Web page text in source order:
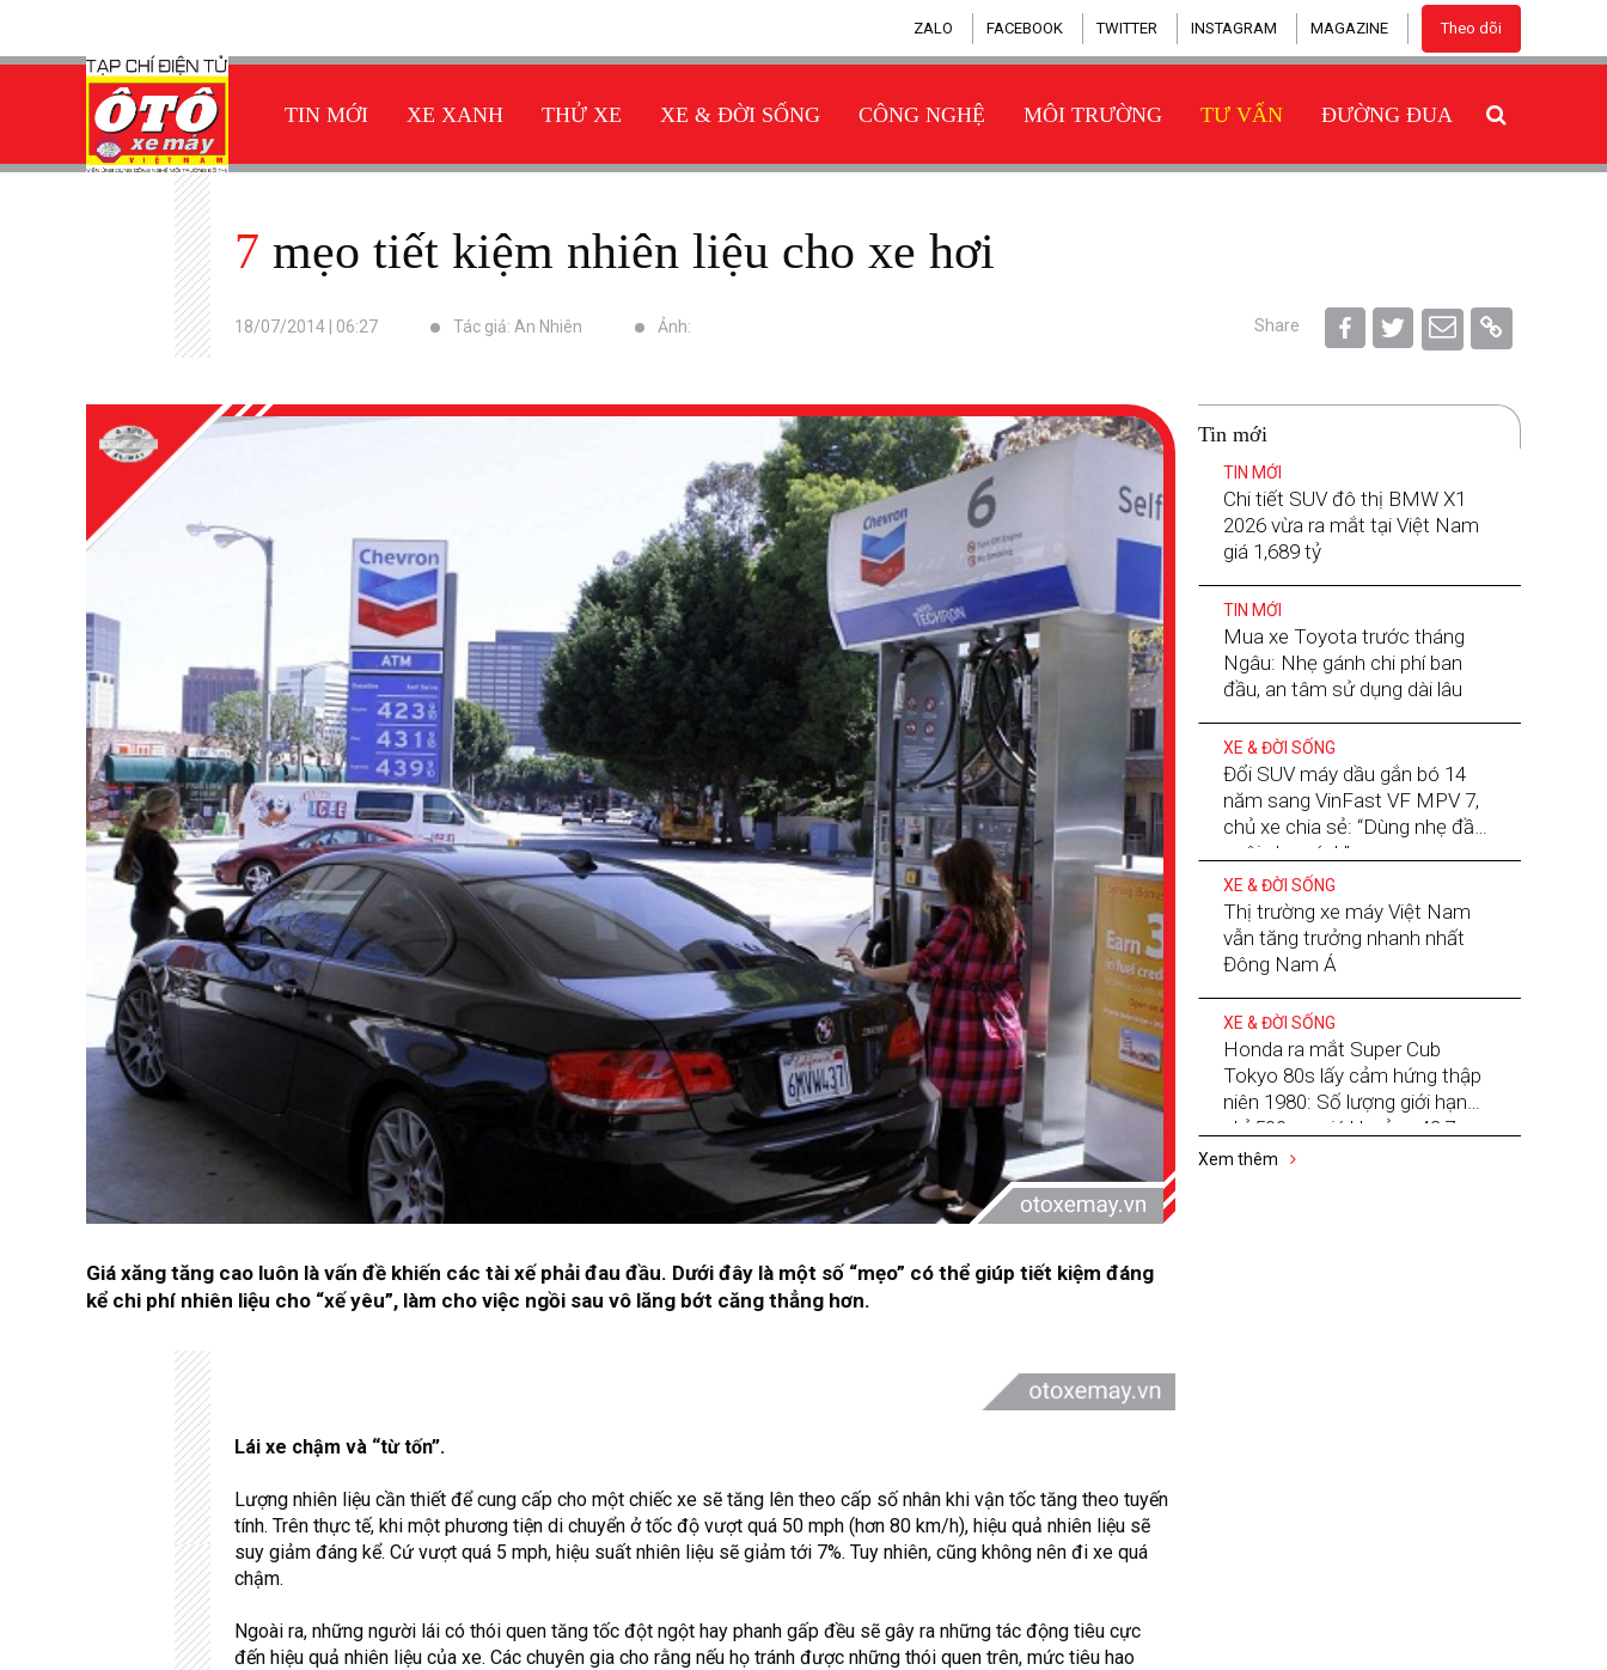
ZALO FACEBOOK TWITTER INSTAGRAM MAGAZINE Theo dõi
TIN MỚI XE XANH THỬ XE XE & ĐỜI SỐNG CÔNG NGHỆ MÔI TRƯỜNG TƯ VẤN ĐƯỜNG ĐUA
7 mẹo tiết kiệm nhiên liệu cho xe hơi
18/07/2014 | 06:27 Tác giả: An Nhiên Ảnh: Share
Giá xăng tăng cao luôn là vấn đề khiến các tài xế phải đau đầu. Dưới đây là một số “mẹo” có thể giúp tiết kiệm đáng
kể chi phí nhiên liệu cho “xế yêu”, làm cho việc ngồi sau vô lăng bớt căng thẳng hơn.
Lái xe chậm và “từ tốn”.
Lượng nhiên liệu cần thiết để cung cấp cho một chiếc xe sẽ tăng lên theo cấp số nhân khi vận tốc tăng theo tuyến
tính. Trên thực tế, khi một phương tiện di chuyển ở tốc độ vượt quá 50 mph (hơn 80 km/h), hiệu quả nhiên liệu sẽ
suy giảm đáng kể. Cứ vượt quá 5 mph, hiệu suất nhiên liệu sẽ giảm tới 7%. Tuy nhiên, cũng không nên đi xe quá
chậm.
Ngoài ra, những người lái có thói quen tăng tốc đột ngột hay phanh gấp đều sẽ gây ra những tác động tiêu cực
đến hiệu quả nhiên liệu của xe. Các chuyên gia cho rằng nếu họ tránh được những thói quen trên, mức tiêu hao
Tin mới
TIN MỚI
Chi tiết SUV đô thị BMW X1
2026 vừa ra mắt tại Việt Nam
giá 1,689 tỷ
TIN MỚI
Mua xe Toyota trước tháng
Ngâu: Nhẹ gánh chi phí ban
đầu, an tâm sử dụng dài lâu
XE & ĐỜI SỐNG
Đổi SUV máy dầu gắn bó 14
năm sang VinFast VF MPV 7,
chủ xe chia sẻ: “Dùng nhẹ đầu,
nuôi nhẹ gánh”
XE & ĐỜI SỐNG
Thị trường xe máy Việt Nam
vẫn tăng trưởng nhanh nhất
Đông Nam Á
XE & ĐỜI SỐNG
Honda ra mắt Super Cub
Tokyo 80s lấy cảm hứng thập
niên 1980: Số lượng giới hạn
chỉ 500 xe, giá khoảng 42,7
triệu đồng
Xem thêm